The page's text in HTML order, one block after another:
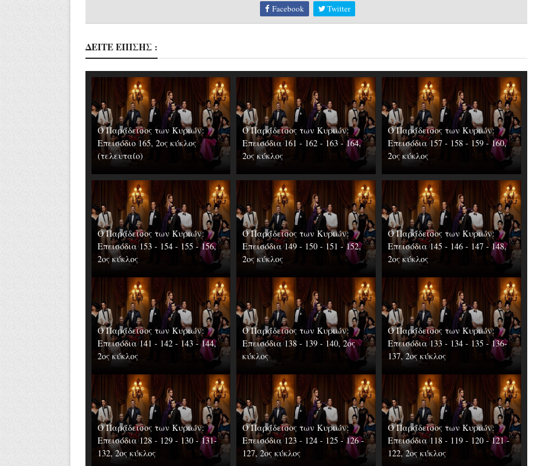
Facebook Twitter
ΔΕΙΤΕ ΕΠΙΣΗΣ :
Ο Παράδεισος των Κυριών:
Επεισόδιο 165, 2ος κύκλος
(τελευταίο)
Ο Παράδεισος των Κυριών:
Επεισόδια 161 - 162 - 163 - 164,
2ος κύκλος
Ο Παράδεισος των Κυριών:
Επεισόδια 157 - 158 - 159 - 160,
2ος κύκλος
Ο Παράδεισος των Κυριών:
Επεισόδια 153 - 154 - 155 - 156,
2ος κύκλος
Ο Παράδεισος των Κυριών:
Επεισόδια 149 - 150 - 151 - 152,
2ος κύκλος
Ο Παράδεισος των Κυριών:
Επεισόδια 145 - 146 - 147 - 148,
2ος κύκλος
Ο Παράδεισος των Κυριών:
Επεισόδια 141 - 142 - 143 - 144,
2ος κύκλος
Ο Παράδεισος των Κυριών:
Επεισόδια 138 - 139 - 140, 2ος
κύκλος
Ο Παράδεισος των Κυριών:
Επεισόδια 133 - 134 - 135 - 136-
137, 2ος κύκλος
Ο Παράδεισος των Κυριών:
Επεισόδια 128 - 129 - 130 - 131-
132, 2ος κύκλος
Ο Παράδεισος των Κυριών:
Επεισόδια 123 - 124 - 125 - 126 -
127, 2ος κύκλος
Ο Παράδεισος των Κυριών:
Επεισόδια 118 - 119 - 120 - 121 -
122, 2ος κύκλος